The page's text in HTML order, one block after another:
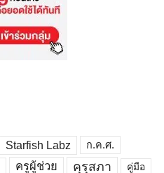
Starfish Labz ก.ค.ศ.
ครูผู้ช่วย คุรุสภา คู่มือ